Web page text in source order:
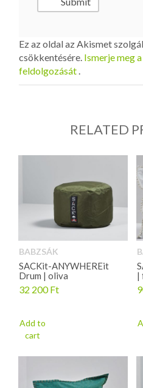
Ez az oldal az Akismet
csökkentésére. Ismerje meg
feldolgozását .
RELATED
BABZSÁK
SACKit-ANYWHEREit
Drum | oliva
32 200Ft
Add to
cart
|